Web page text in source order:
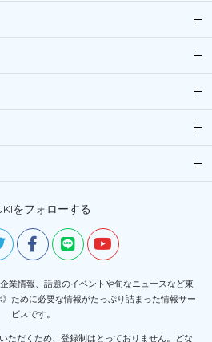
をフォローする
業情報、話題のイベントや旬なニュースなど東
ために必要な情報がたっぷり詰まった情報サー
ビスです。
ただくため、登録制はとっておりません。どな